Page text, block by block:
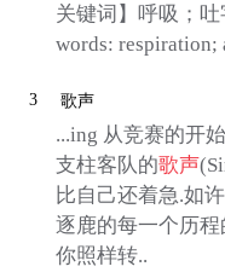
关键词】呼吸；吐
words: respiration;
3 歌声
...ing 从竞赛的开
支柱客队的歌声
比自己还着急.如
逐鹿的每一个历
你照样转..